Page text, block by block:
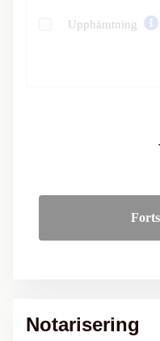
Upphämtning
Notarisering